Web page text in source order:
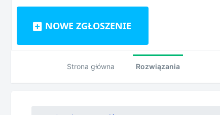
NOWE ZGŁOSZENIE
Strona główna Rozwiązania